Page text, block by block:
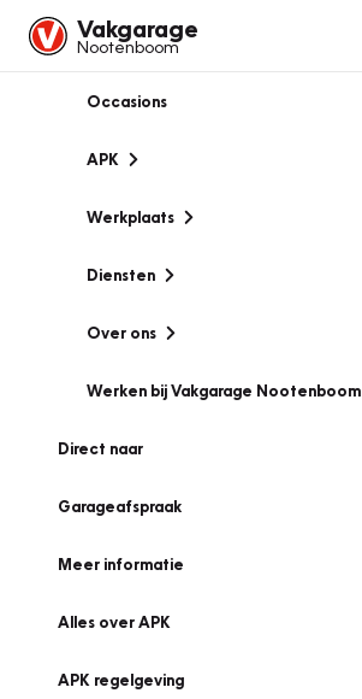
Vakgarage
Nootenboom
Occasions
APK
Werkplaats
Diensten
Over ons
Werken bij Vakgarage Nootenboom
Direct naar
Garageafspraak
Meer informatie
Alles over APK
APK regelgeving